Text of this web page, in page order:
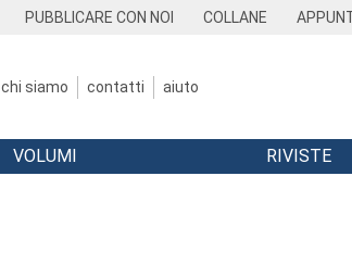
PUBBLICARE CON NOI COLLANE
chi siamo contatti aiuto
VOLUMI RIVISTE